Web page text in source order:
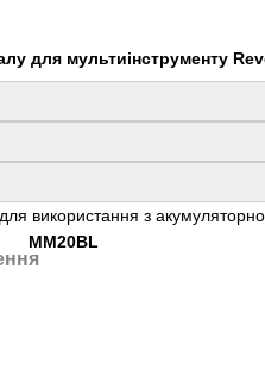
для мультиінструменту
для використання з
ММ20BL